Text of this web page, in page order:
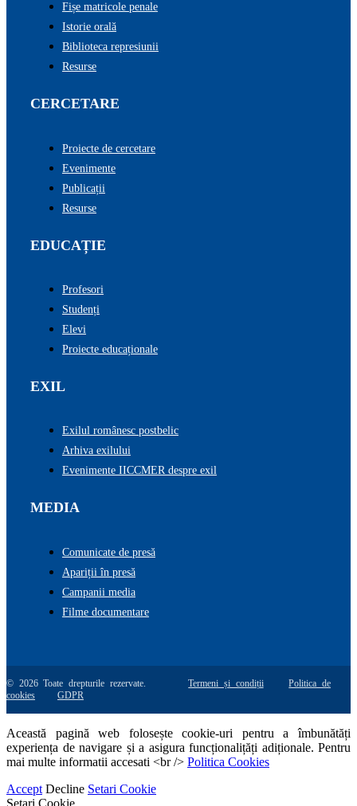
Fișe matricole penale
Istorie orală
Biblioteca represiunii
Resurse
CERCETARE
Proiecte de cercetare
Evenimente
Publicații
Resurse
EDUCAȚIE
Profesori
Studenți
Elevi
Proiecte educaționale
EXIL
Exilul românesc postbelic
Arhiva exilului
Evenimente IICCMER despre exil
MEDIA
Comunicate de presă
Apariții în presă
Campanii media
Filme documentare
© 2026 Toate drepturile rezervate.Termeni și condiții
Politica de
cookies
GDPR
Această pagină web folosește cookie-uri pentru a îmbunătăți
experiența de navigare și a asigura funcționalițăți adiționale. Pentru
mai multe informatii accesati <br /> Politica Cookies
Accept Decline Setari Cookie
Setari Cookie